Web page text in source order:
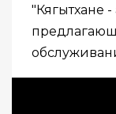
"Кягытхане